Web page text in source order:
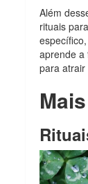
Além
rituais
aprende a
para